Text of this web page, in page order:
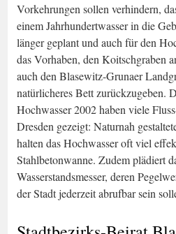
Vorkehrungen sollen verhindern,
einem Jahrhundertwasser in die
länger geplant und auch für den
das Vorhaben, den Koitschgraben
auch den Blasewitz-Grunaer
natürlicheres Bett zurückzugeben.
Hochwasser 2002 haben viele
Dresden gezeigt: Naturnah
halten das Hochwasser oft viel
Stahlbetonwanne. Zudem plädiert
Wasserstandsmesser, deren
der Stadt jederzeit abrufbar sein